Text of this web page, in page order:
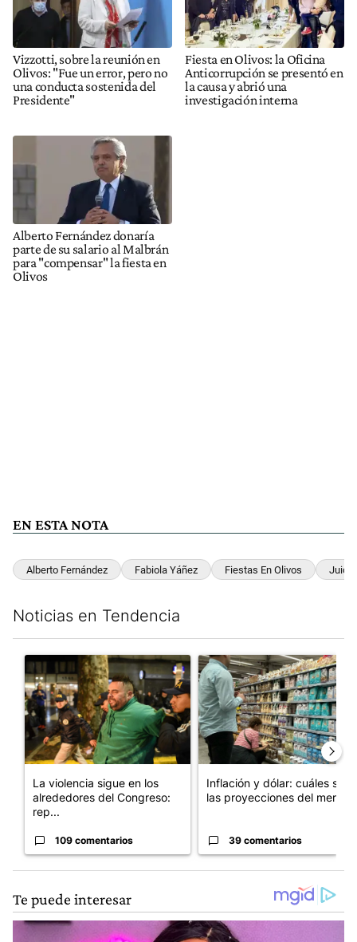
Vizzotti, sobre la reunión en
Olivos: "Fue un error, pero no
una conducta sostenida del
Presidente"
Fiesta en Olivos: la Oficina
Anticorrupción se presentó en
la causa y abrió una
investigación interna
Alberto Fernández donaría
parte de su salario al Malbrán
para "compensar" la fiesta en
Olivos
EN ESTA NOTA
Alberto Fernández Fabiola Yáñez Fiestas En Olivos
Noticias en Tendencia
Un artículo de tendencia con el título "La violencia sigue en
La violencia sigue en los
alrededores del Congreso:
rep...
109 comentarios
Un artículo de tendencia con
Inflación y dólar: cuáles son
las proyecciones del merc...
39 comentarios